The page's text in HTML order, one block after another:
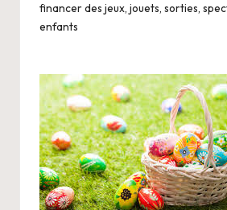
financer des jeux, jouets, sorties,
enfants